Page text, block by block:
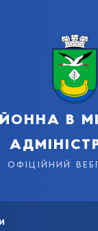
в
офіційний